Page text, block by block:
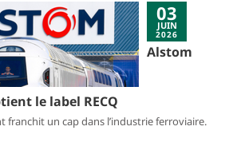
03
JUIN
2026
Alstom
le label RECQ
franchit un cap dans l’industrie ferroviaire.